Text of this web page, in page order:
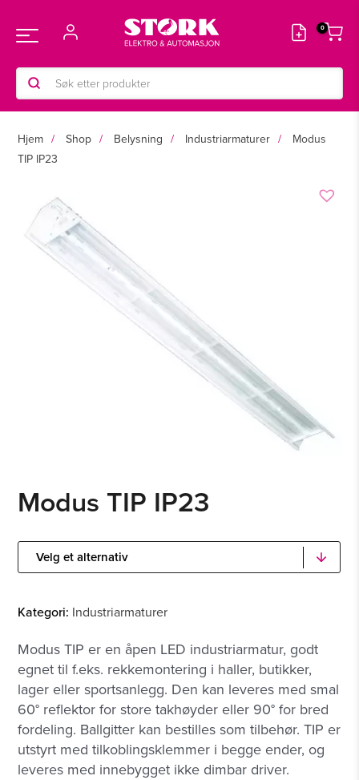
rett
innholdet
Main
Menu
Products
search
Hjem Shop Belysning Industriarmaturer
Modus
TIP IP23
Modus TIP IP23
Kategori: Industriarmaturer
Modus TIP er en åpen LED industriarmatur, godt
egnet til f.eks. rekkemontering i haller, butikker,
lager eller sportsanlegg. Den kan leveres med smal
60° reflektor for store takhøyder eller 90° for bred
fordeling. Ballgitter kan bestilles som tilbehør. TIP er
utstyrt med tilkoblingsklemmer i begge ender, og
leveres med innebygget ikke dimbar driver.